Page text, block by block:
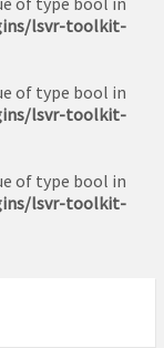
lsvr-toolkit-
of type bool in
lsvr-toolkit-
of type bool in
lsvr-toolkit-